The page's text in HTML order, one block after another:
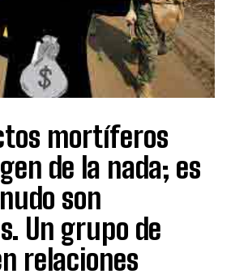
mortíferos
de la nada; es
son
Un grupo de
relaciones